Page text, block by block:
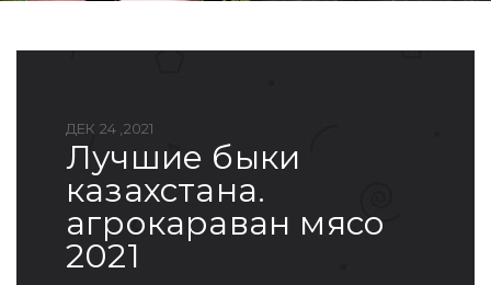
ДЕК 24 ,2021
лучшие быки
казахстана.
агрокараван мясо
2021